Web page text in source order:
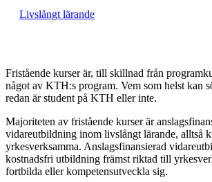
Livslångt lärande
Fristående kurser är, till skillnad från
något av KTH:s program. Vem som helst kan
redan är student på KTH eller inte.
Majoriteten av fristående kurser är
vidareutbildning inom livslångt lärande, alltså
yrkesverksamma. Anslagsfinansierad
kostnadsfri utbildning främst riktad till
fortbilda eller kompetensutveckla sig.